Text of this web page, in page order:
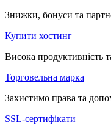
Знижки, бонуси та
Купити хостинг
Висока продуктивність
Торговельна марка
Захистимо права та
SSL-сертифікати